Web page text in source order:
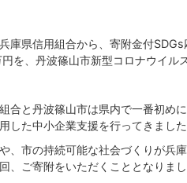
庫県信用組合から、寄附金付
を、丹波篠山市新型コロナウイル
合と丹波篠山市は県内で一番初め
した中小企業支援を行ってきました
、市の持続可能な社会づくりが兵
、ご寄附をいただくこととなりまし